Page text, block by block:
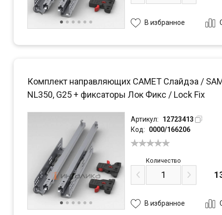
В избранное
Комплект направляющих САМЕТ Слайдэа /
NL350, G25 + фиксаторы Лок Фикс / Lock Fix
Артикул:
12723413
Код:
0000/166206
Количество
В избранное